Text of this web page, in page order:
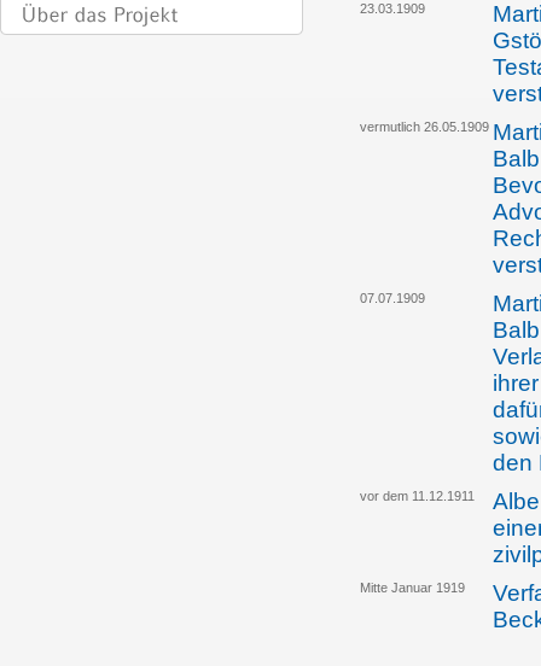
23.03.1909
vermutlich 26.05.1909
07.07.1909
den
vor dem 11.12.1911
Mitte Januar 1919